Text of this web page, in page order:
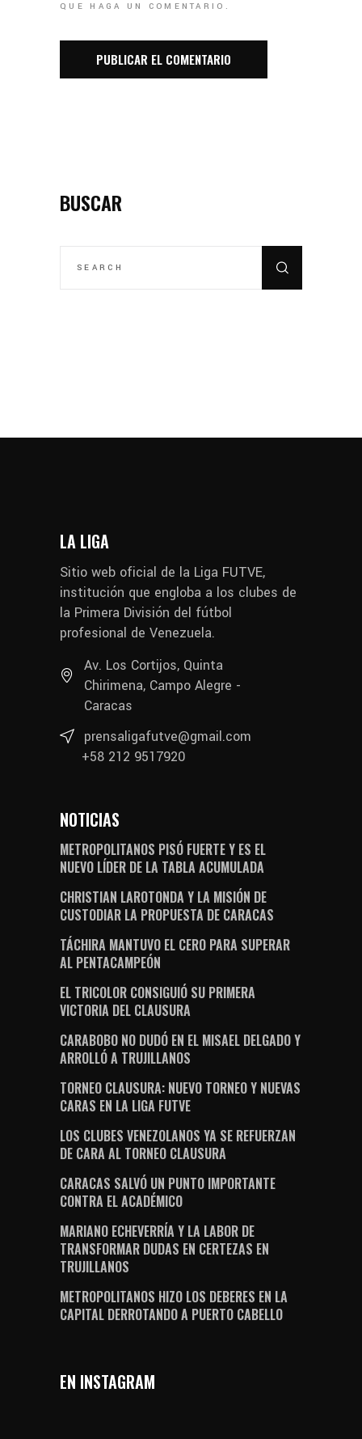
QUE HAGA UN COMENTARIO.
BUSCAR
LA LIGA
Sitio web oficial de la Liga FUTVE,
institución que engloba a los clubes de
la Primera División del fútbol
profesional de Venezuela.
Av. Los Cortijos, Quinta
Chirimena, Campo Alegre -
Caracas
prensaligafutve@gmail.com
+58 212 9517920
NOTICIAS
METROPOLITANOS PISÓ FUERTE Y ES EL
NUEVO LÍDER DE LA TABLA ACUMULADA
CHRISTIAN LAROTONDA Y LA MISIÓN DE
CUSTODIAR LA PROPUESTA DE CARACAS
TÁCHIRA MANTUVO EL CERO PARA SUPERAR
AL PENTACAMPEÓN
EL TRICOLOR CONSIGUIÓ SU PRIMERA
VICTORIA DEL CLAUSURA
CARABOBO NO DUDÓ EN EL MISAEL DELGADO Y
ARROLLÓ A TRUJILLANOS
TORNEO CLAUSURA: NUEVO TORNEO Y NUEVAS
CARAS EN LA LIGA FUTVE
LOS CLUBES VENEZOLANOS YA SE REFUERZAN
DE CARA AL TORNEO CLAUSURA
CARACAS SALVÓ UN PUNTO IMPORTANTE
CONTRA EL ACADÉMICO
MARIANO ECHEVERRÍA Y LA LABOR DE
TRANSFORMAR DUDAS EN CERTEZAS EN
TRUJILLANOS
METROPOLITANOS HIZO LOS DEBERES EN LA
CAPITAL DERROTANDO A PUERTO CABELLO
EN INSTAGRAM